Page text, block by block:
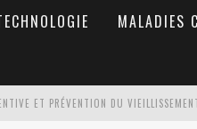
MALADIES
ET PRÉVENTION DU